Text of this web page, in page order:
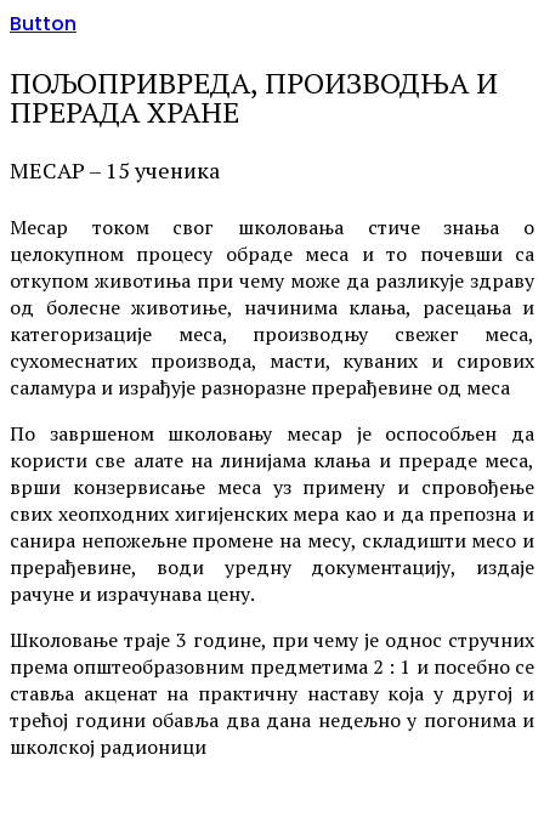
Button
ПОЉОПРИВРЕДА, ПРОИЗВОДЊА И
ПРЕРАДА ХРАНЕ
МЕСАР – 15 ученика
Месар током свог школовања стиче знања о
целокупном процесу обраде меса и то почевши са
откупом животиња при чему може да разликује здраву
од болесне животиње, начинима клања, расецања и
категоризације меса, производњу свежег меса,
сухомеснатих производа, масти, куваних и сирових
саламура и израђује разноразне прерађевине од меса
По завршеном школовању месар је оспособљен да
користи све алате на линијама клања и прераде меса,
врши конзервисање меса уз примену и спровођење
свих хеопходних хигијенских мера као и да препозна и
санира непожељне промене на месу, складишти месо и
прерађевине, води уредну документацију, издаје
рачуне и израчунава цену.
Школовање траје 3 године, при чему је однос стручних
према општеобразовним предметима 2 : 1 и посебно се
ставља акценат на практичну наставу која у другој и
трећој години обавља два дана недељно у погонима и
школској радионици